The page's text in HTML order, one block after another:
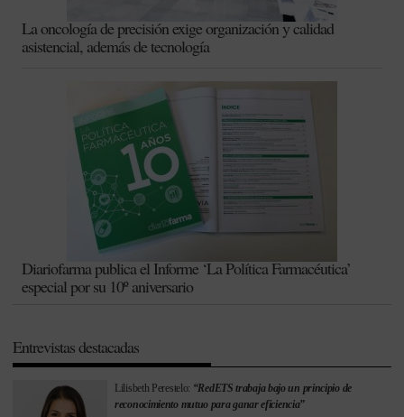
La oncología de precisión exige organización y calidad
asistencial, además de tecnología
Diariofarma publica el Informe ‘La Política Farmacéutica’
especial por su 10º aniversario
Entrevistas destacadas
Lilisbeth Perestelo: “RedETS trabaja bajo un principio de
reconocimiento mutuo para ganar eficiencia”